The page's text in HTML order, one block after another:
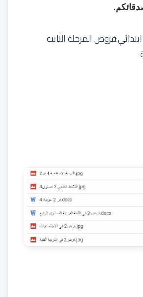
المرحلة الثانية